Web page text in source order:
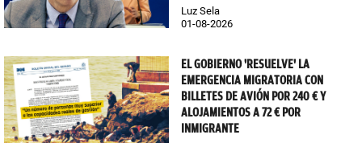
Luz Sela
01-08-2026
EL GOBIERNO 'RESUELVE' LA
EMERGENCIA MIGRATORIA CON
BILLETES DE AVIÓN POR 240 € Y
ALOJAMIENTOS A 72 € POR
INMIGRANTE